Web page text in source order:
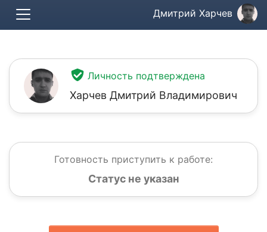
Дмитрий Харчев
Личность подтверждена
Харчев Дмитрий Владимирович
Готовность приступить к работе:
Статус не указан